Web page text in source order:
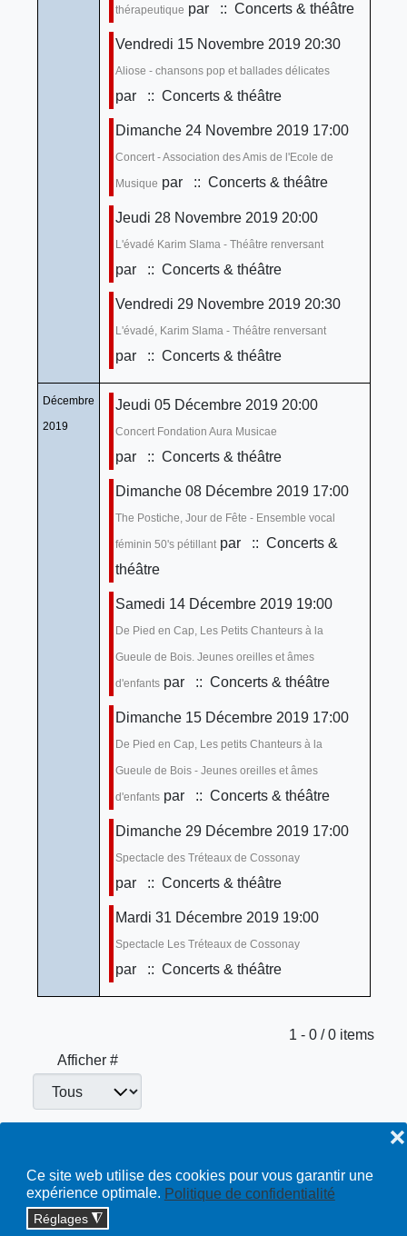
Ce site web utilise des cookies pour vous garantir une
expérience optimale. Politique de confidentialité
Réglages ◮
❌
thérapeutique par :: Concerts & théâtre
Vendredi 15 Novembre 2019 20:30
Aliose - chansons pop et ballades délicates
par :: Concerts & théâtre
Dimanche 24 Novembre 2019 17:00
Concert - Association des Amis de l'Ecole de
Musique par :: Concerts & théâtre
Jeudi 28 Novembre 2019 20:00
L'évadé Karim Slama - Théâtre renversant
par :: Concerts & théâtre
Vendredi 29 Novembre 2019 20:30
L'évadé, Karim Slama - Théâtre renversant
par :: Concerts & théâtre
Décembre
2019
Jeudi 05 Décembre 2019 20:00
Concert Fondation Aura Musicae
par :: Concerts & théâtre
Dimanche 08 Décembre 2019 17:00
The Postiche, Jour de Fête - Ensemble vocal
féminin 50's pétillantpar
:: Concerts &
théâtre
Samedi 14 Décembre 2019 19:00
De Pied en Cap, Les Petits Chanteurs à la
Gueule de Bois. Jeunes oreilles et âmes
d'enfantspar :: Concerts & théâtre
Dimanche 15 Décembre 2019 17:00
De Pied en Cap, Les petits Chanteurs à la
Gueule de Bois - Jeunes oreilles et âmes
d'enfantspar :: Concerts & théâtre
Dimanche 29 Décembre 2019 17:00
Spectacle des Tréteaux de Cossonay
par :: Concerts & théâtre
Mardi 31 Décembre 2019 19:00
Spectacle Les Tréteaux de Cossonay
par :: Concerts & théâtre
Limite de la pagination
1 - 0 / 0 items
Afficher #